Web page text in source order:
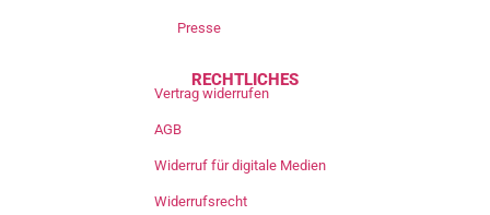
Presse
RECHTLICHES
Vertrag widerrufen
AGB
Widerruf für digitale Medien
Widerrufsrecht